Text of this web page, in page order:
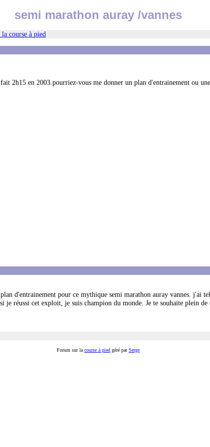
semi marathon auray /vannes
course à pied
2h15 en 2003.pourriez-vous me donner un plan d'entrainement ou une
d'entrainement pour ce mythique semi marathon auray vannes. j'ai
je réussi cet exploit, je suis champion du monde. Je te souhaite plein de
Forum sur la course à pied géré parSerge